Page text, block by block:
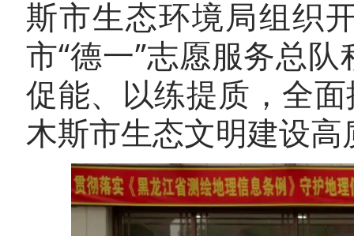
斯市生态环境局组织
市“德一”志愿服务总
促能、以练提质，全
木斯市生态文明建设高